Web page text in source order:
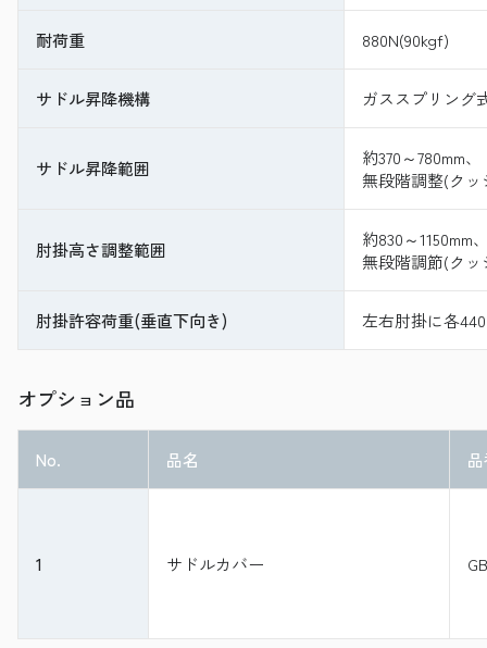
耐荷重 880N(90kgf)
サドル昇降機構 ガススプリング
サドル昇降範囲
約370～780mm、
無段階調整(ク
肘掛高さ調整範囲
約830～1150mm
無段階調節(ク
肘掛許容荷重(垂直下向き) 左右肘掛に各
オプション品
No. 品名
1 サドルカバー